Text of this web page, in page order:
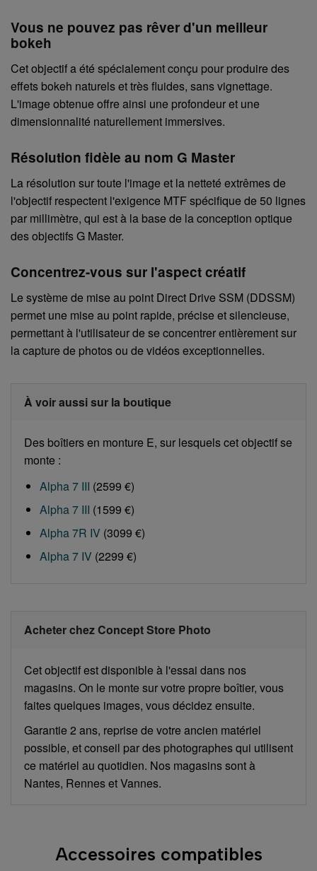
Vous ne pouvez pas rêver d'un meilleur
bokeh
Cet objectif a été spécialement conçu pour produire des
effets bokeh naturels et très fluides, sans vignettage.
L'image obtenue offre ainsi une profondeur et une
dimensionnalité naturellement immersives.
Résolution fidèle au nom G Master
La résolution sur toute l'image et la netteté extrêmes de
l'objectif respectent l'exigence MTF spécifique de 50 lignes
par millimètre, qui est à la base de la conception optique
des objectifs G Master.
Concentrez-vous sur l'aspect créatif
Le système de mise au point Direct Drive SSM (DDSSM)
permet une mise au point rapide, précise et silencieuse,
permettant à l'utilisateur de se concentrer entièrement sur
la capture de photos ou de vidéos exceptionnelles.
À voir aussi sur la boutique
Des boîtiers en monture E, sur lesquels cet objectif se
monte :
Alpha 7 III (2599 €)
Alpha 7 III (1599 €)
Alpha 7R IV (3099 €)
Alpha 7 IV (2299 €)
Acheter chez Concept Store Photo
Cet objectif est disponible à l'essai dans nos
magasins. On le monte sur votre propre boîtier, vous
faites quelques images, vous décidez ensuite.
Garantie 2 ans, reprise de votre ancien matériel
possible, et conseil par des photographes qui utilisent
ce matériel au quotidien. Nos magasins sont à
Nantes, Rennes et Vannes.
Accessoires compatibles